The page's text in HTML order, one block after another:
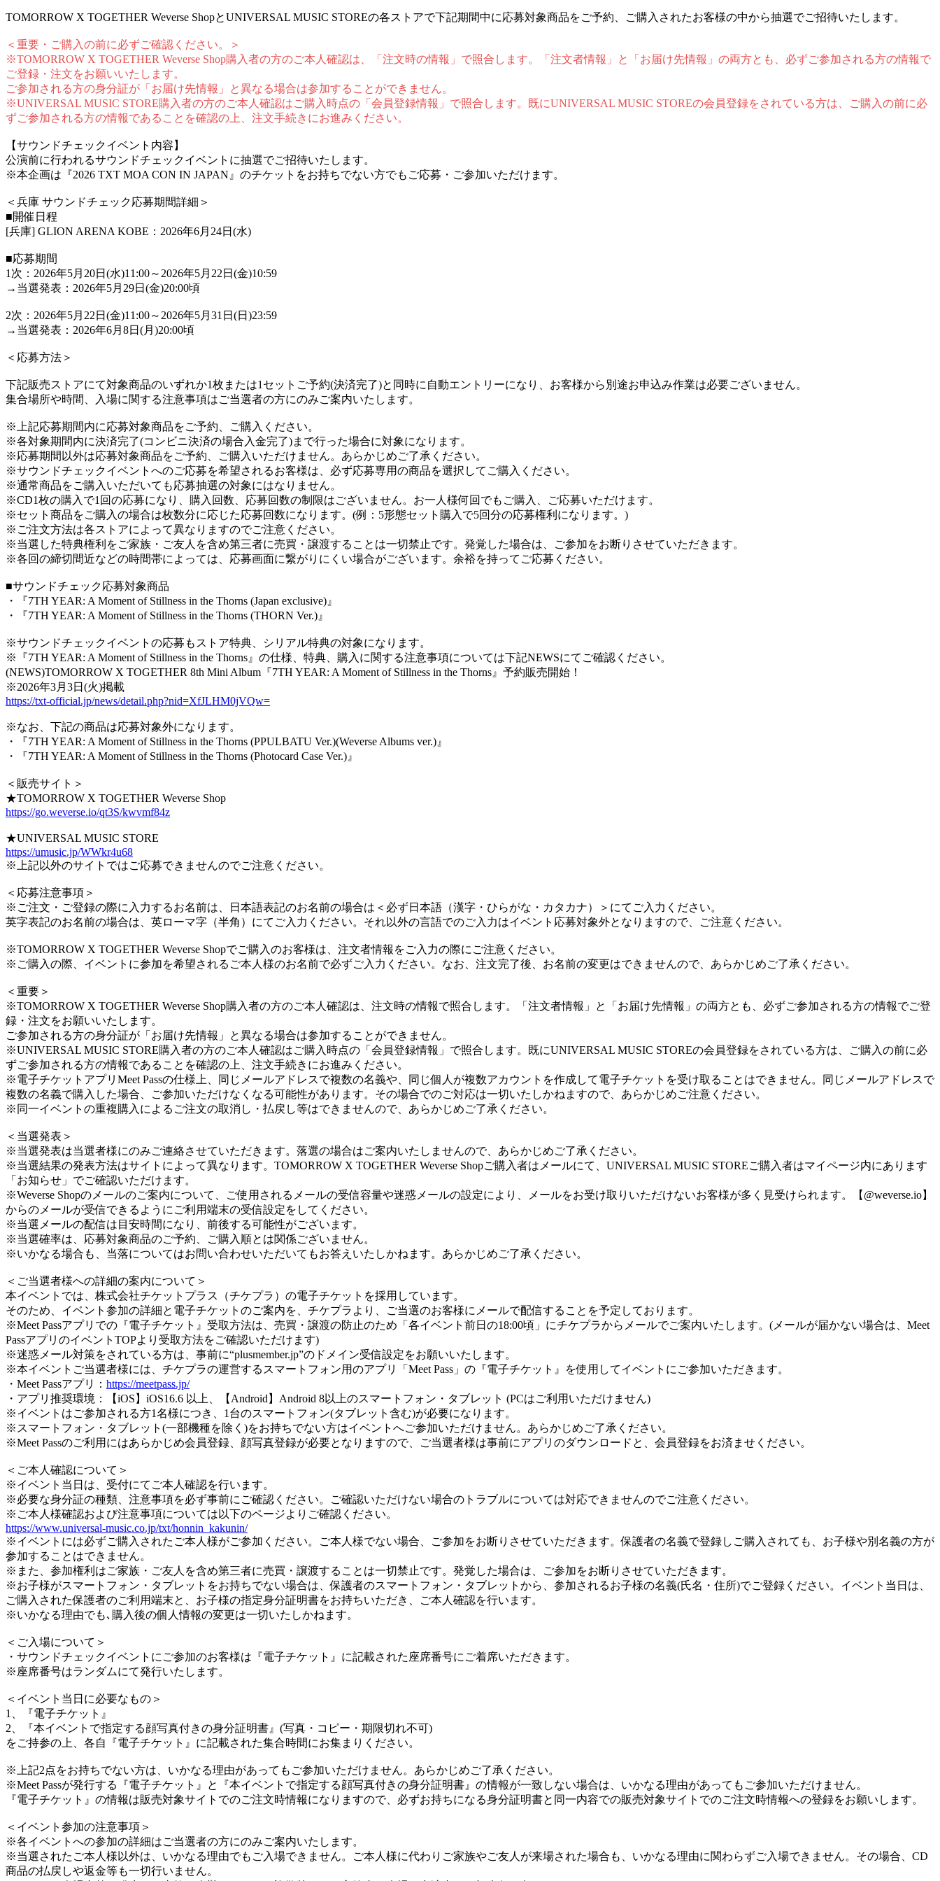
TOMORROW X TOGETHER Weverse ShopとUNIVERSAL MUSIC STOREの各ストアで下記期間中に応募対象商品をご予約、ご購入されたお客様の中から抽選でご招待いたします。
＜重要・ご購入の前に必ずご確認ください。＞
※TOMORROW X TOGETHER Weverse Shop購入者の方のご本人確認は、「注文時の情報」で照合します。「注文者情報」と「お届け先情報」の両方とも、必ずご参加される方の情報で
ご登録・注文をお願いいたします。
ご参加される方の身分証が「お届け先情報」と異なる場合は参加することができません。
※UNIVERSAL MUSIC STORE購入者の方のご本人確認はご購入時点の「会員登録情報」で照合します。既にUNIVERSAL MUSIC STOREの会員登録をされている方は、ご購入の前に必
ずご参加される方の情報であることを確認の上、注文手続きにお進みください。
【サウンドチェックイベント内容】
公演前に行われるサウンドチェックイベントに抽選でご招待いたします。
※本企画は『2026 TXT MOA CON IN JAPAN』のチケットをお持ちでない方でもご応募・ご参加いただけます。
＜兵庫 サウンドチェック応募期間詳細＞
■開催日程
[兵庫] GLION ARENA KOBE：2026年6月24日(水)
■応募期間
1次：2026年5月20日(水)11:00～2026年5月22日(金)10:59
→当選発表：2026年5月29日(金)20:00頃
2次：2026年5月22日(金)11:00～2026年5月31日(日)23:59
→当選発表：2026年6月8日(月)20:00頃
＜応募方法＞
下記販売ストアにて対象商品のいずれか1枚または1セットご予約(決済完了)と同時に自動エントリーになり、お客様から別途お申込み作業は必要ございません。
集合場所や時間、入場に関する注意事項はご当選者の方にのみご案内いたします。
※上記応募期間内に応募対象商品をご予約、ご購入ください。
※各対象期間内に決済完了(コンビニ決済の場合入金完了)まで行った場合に対象になります。
※応募期間以外は応募対象商品をご予約、ご購入いただけません。あらかじめご了承ください。
※サウンドチェックイベントへのご応募を希望されるお客様は、必ず応募専用の商品を選択してご購入ください。
※通常商品をご購入いただいても応募抽選の対象にはなりません。
※CD1枚の購入で1回の応募になり、購入回数、応募回数の制限はございません。お一人様何回でもご購入、ご応募いただけます。
※セット商品をご購入の場合は枚数分に応じた応募回数になります。(例：5形態セット購入で5回分の応募権利になります。)
※ご注文方法は各ストアによって異なりますのでご注意ください。
※当選した特典権利をご家族・ご友人を含め第三者に売買・譲渡することは一切禁止です。発覚した場合は、ご参加をお断りさせていただきます。
※各回の締切間近などの時間帯によっては、応募画面に繋がりにくい場合がございます。余裕を持ってご応募ください。
■サウンドチェック応募対象商品
・『7TH YEAR: A Moment of Stillness in the Thorns (Japan exclusive)』
・『7TH YEAR: A Moment of Stillness in the Thorns (THORN Ver.)』
※サウンドチェックイベントの応募もストア特典、シリアル特典の対象になります。
※『7TH YEAR: A Moment of Stillness in the Thorns』の仕様、特典、購入に関する注意事項については下記NEWSにてご確認ください。
(NEWS)TOMORROW X TOGETHER 8th Mini Album『7TH YEAR: A Moment of Stillness in the Thorns』予約販売開始！
※2026年3月3日(火)掲載
https://txt-official.jp/news/detail.php?nid=XfJLHM0jVQw=
※なお、下記の商品は応募対象外になります。
・『7TH YEAR: A Moment of Stillness in the Thorns (PPULBATU Ver.)(Weverse Albums ver.)』
・『7TH YEAR: A Moment of Stillness in the Thorns (Photocard Case Ver.)』
＜販売サイト＞
★TOMORROW X TOGETHER Weverse Shop
https://go.weverse.io/qt3S/kwvmf84z
★UNIVERSAL MUSIC STORE
https://umusic.jp/WWkr4u68
※上記以外のサイトではご応募できませんのでご注意ください。
＜応募注意事項＞
※ご注文・ご登録の際に入力するお名前は、日本語表記のお名前の場合は＜必ず日本語（漢字・ひらがな・カタカナ）＞にてご入力ください。
英字表記のお名前の場合は、英ローマ字（半角）にてご入力ください。それ以外の言語でのご入力はイベント応募対象外となりますので、ご注意ください。
※TOMORROW X TOGETHER Weverse Shopでご購入のお客様は、注文者情報をご入力の際にご注意ください。
※ご購入の際、イベントに参加を希望されるご本人様のお名前で必ずご入力ください。なお、注文完了後、お名前の変更はできませんので、あらかじめご了承ください。
＜重要＞
※TOMORROW X TOGETHER Weverse Shop購入者の方のご本人確認は、注文時の情報で照合します。「注文者情報」と「お届け先情報」の両方とも、必ずご参加される方の情報でご登
録・注文をお願いいたします。
ご参加される方の身分証が「お届け先情報」と異なる場合は参加することができません。
※UNIVERSAL MUSIC STORE購入者の方のご本人確認はご購入時点の「会員登録情報」で照合します。既にUNIVERSAL MUSIC STOREの会員登録をされている方は、ご購入の前に必
ずご参加される方の情報であることを確認の上、注文手続きにお進みください。
※電子チケットアプリMeet Passの仕様上、同じメールアドレスで複数の名義や、同じ個人が複数アカウントを作成して電子チケットを受け取ることはできません。同じメールアドレスで
複数の名義で購入した場合、ご参加いただけなくなる可能性があります。その場合でのご対応は一切いたしかねますので、あらかじめご注意ください。
※同一イベントの重複購入によるご注文の取消し・払戻し等はできませんので、あらかじめご了承ください。
＜当選発表＞
※当選発表は当選者様にのみご連絡させていただきます。落選の場合はご案内いたしませんので、あらかじめご了承ください。
※当選結果の発表方法はサイトによって異なります。TOMORROW X TOGETHER Weverse Shopご購入者はメールにて、UNIVERSAL MUSIC STOREご購入者はマイページ内にあります
「お知らせ」でご確認いただけます。
※Weverse Shopのメールのご案内について、ご使用されるメールの受信容量や迷惑メールの設定により、メールをお受け取りいただけないお客様が多く見受けられます。【@weverse.io】
からのメールが受信できるようにご利用端末の受信設定をしてください。
※当選メールの配信は目安時間になり、前後する可能性がございます。
※当選確率は、応募対象商品のご予約、ご購入順とは関係ございません。
※いかなる場合も、当落についてはお問い合わせいただいてもお答えいたしかねます。あらかじめご了承ください。
＜ご当選者様への詳細の案内について＞
本イベントでは、株式会社チケットプラス（チケプラ）の電子チケットを採用しています。
そのため、イベント参加の詳細と電子チケットのご案内を、チケプラより、ご当選のお客様にメールで配信することを予定しております。
※Meet Passアプリでの『電子チケット』受取方法は、売買・譲渡の防止のため「各イベント前日の18:00頃」にチケプラからメールでご案内いたします。(メールが届かない場合は、Meet
PassアプリのイベントTOPより受取方法をご確認いただけます)
※迷惑メール対策をされている方は、事前に“plusmember.jp”のドメイン受信設定をお願いいたします。
※本イベントご当選者様には、チケプラの運営するスマートフォン用のアプリ「Meet Pass」の『電子チケット』を使用してイベントにご参加いただきます。
・Meet Passアプリ： https://meetpass.jp/
・アプリ推奨環境：【iOS】iOS16.6 以上、【Android】Android 8以上のスマートフォン・タブレット (PCはご利用いただけません)
※イベントはご参加される方1名様につき、1台のスマートフォン(タブレット含む)が必要になります。
※スマートフォン・タブレット(一部機種を除く)をお持ちでない方はイベントへご参加いただけません。あらかじめご了承ください。
※Meet Passのご利用にはあらかじめ会員登録、顔写真登録が必要となりますので、ご当選者様は事前にアプリのダウンロードと、会員登録をお済ませください。
＜ご本人確認について＞
※イベント当日は、受付にてご本人確認を行います。
※必要な身分証の種類、注意事項を必ず事前にご確認ください。ご確認いただけない場合のトラブルについては対応できませんのでご注意ください。
※ご本人様確認および注意事項については以下のページよりご確認ください。
https://www.universal-music.co.jp/txt/honnin_kakunin/
※イベントには必ずご購入されたご本人様がご参加ください。ご本人様でない場合、ご参加をお断りさせていただきます。保護者の名義で登録しご購入されても、お子様や別名義の方が
参加することはできません。
※また、参加権利はご家族・ご友人を含め第三者に売買・譲渡することは一切禁止です。発覚した場合は、ご参加をお断りさせていただきます。
※お子様がスマートフォン・タブレットをお持ちでない場合は、保護者のスマートフォン・タブレットから、参加されるお子様の名義(氏名・住所)でご登録ください。イベント当日は、
ご購入された保護者のご利用端末と、お子様の指定身分証明書をお持ちいただき、ご本人確認を行います。
※いかなる理由でも､購入後の個人情報の変更は一切いたしかねます。
＜ご入場について＞
・サウンドチェックイベントにご参加のお客様は『電子チケット』に記載された座席番号にご着席いただきます。
※座席番号はランダムにて発行いたします。
＜イベント当日に必要なもの＞
1、『電子チケット』
2、『本イベントで指定する顔写真付きの身分証明書』(写真・コピー・期限切れ不可)
をご持参の上、各自『電子チケット』に記載された集合時間にお集まりください。
※上記2点をお持ちでない方は、いかなる理由があってもご参加いただけません。あらかじめご了承ください。
※Meet Passが発行する『電子チケット』と『本イベントで指定する顔写真付きの身分証明書』の情報が一致しない場合は、いかなる理由があってもご参加いただけません。
『電子チケット』の情報は販売対象サイトでのご注文時情報になりますので、必ずお持ちになる身分証明書と同一内容での販売対象サイトでのご注文時情報への登録をお願いします。
＜イベント参加の注意事項＞
※各イベントへの参加の詳細はご当選者の方にのみご案内いたします。
※当選されたご本人様以外は、いかなる理由でもご入場できません。ご本人様に代わりご家族やご友人が来場された場合も、いかなる理由に関わらずご入場できません。その場合、CD
商品の払戻しや返金等も一切行いません。